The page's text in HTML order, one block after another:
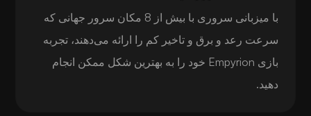
با میزبانی سروری با بیش از 8 مکان سرور جهانی که
سرعت رعد و برق و تاخیر کم را ارائه می‌دهند، تجربه
بازی Empyrion خود را به بهترین شکل ممکن انجام
دهید.